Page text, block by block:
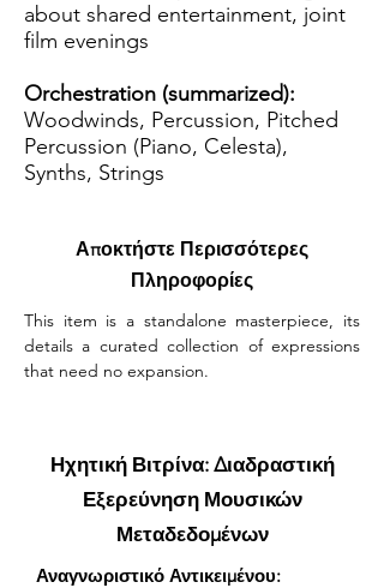
about shared entertainment, joint
film evenings
Orchestration (summarized):
Woodwinds, Percussion, Pitched
Percussion (Piano, Celesta),
Synths, Strings
Αποκτήστε Περισσότερες
Πληροφορίες
This item is a standalone masterpiece, its
details a curated collection of expressions
that need no expansion.
Ηχητική Βιτρίνα: Διαδραστική
Εξερεύνηση Μουσικών
Μεταδεδομένων
Αναγνωριστικό Αντικειμένου: